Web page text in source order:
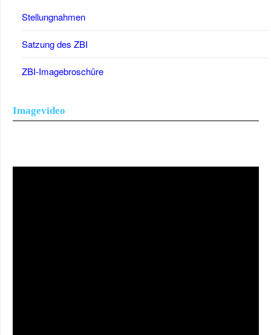
Stellungnahmen
Satzung des ZBI
ZBI-Imagebroschüre
Imagevideo